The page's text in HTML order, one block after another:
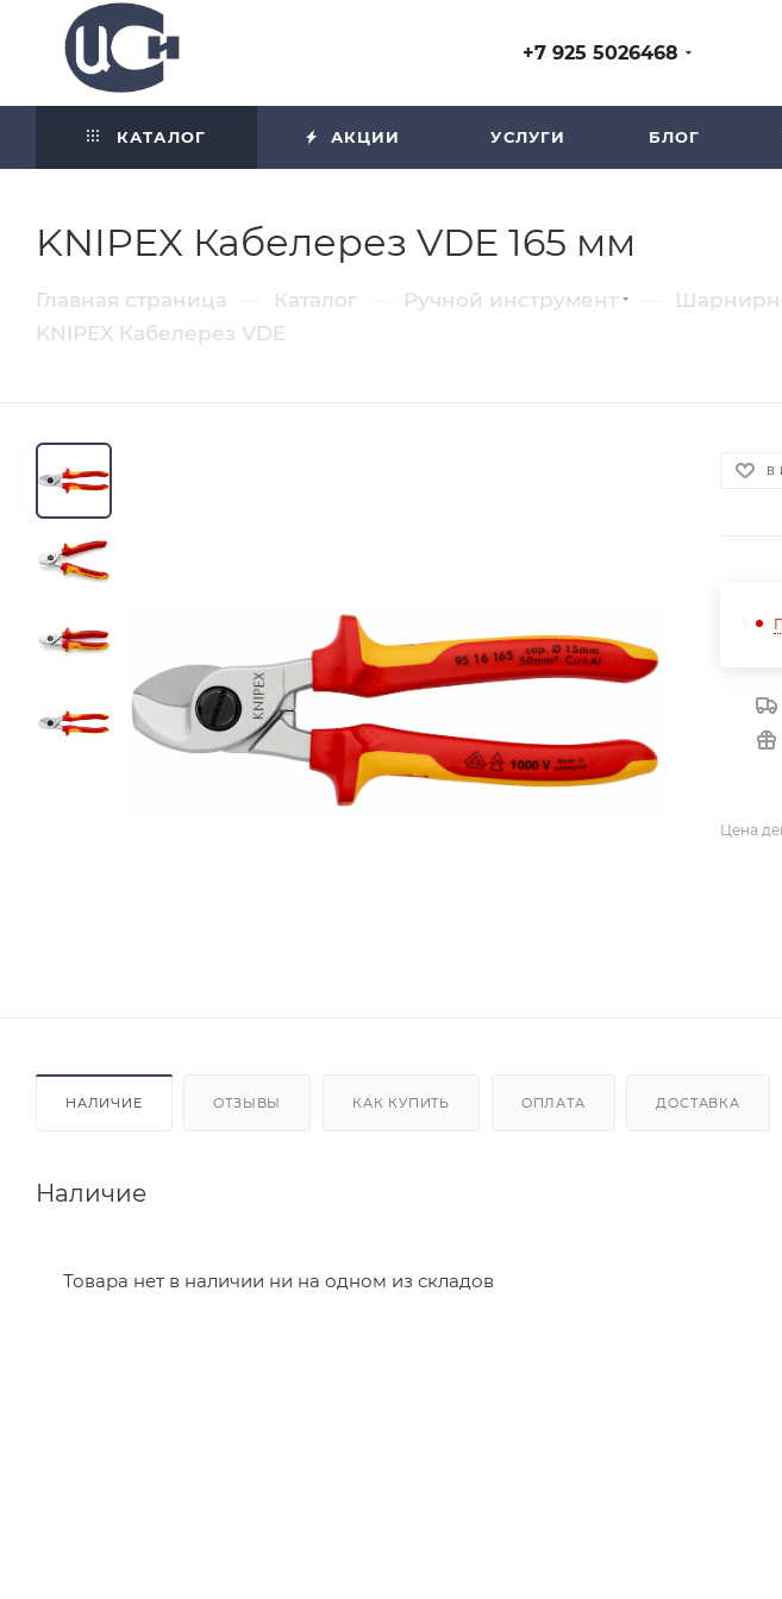
+7 925 5026468
КАТАЛОГ АКЦИИ УСЛУГИ БЛОГ
KNIPEX Кабелерез VDE 165 мм
Главная страница Каталог Ручной инструмент
KNIPEX Кабелерез VDE
В
Цена
НАЛИЧИЕ ОТЗЫВЫ КАК КУПИТЬ ОПЛАТА ДОСТАВКА
Наличие
Товара нет в наличии ни на одном из складов